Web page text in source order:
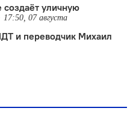
уличную
17:50, 07 августа
и переводчик Михаил